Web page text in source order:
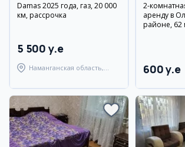
Damas 2025 года, газ, 20 000
км, рассрочка
5 500 y.e
Наманганская область,
2-
аренду в
районе, 62
600 y.e